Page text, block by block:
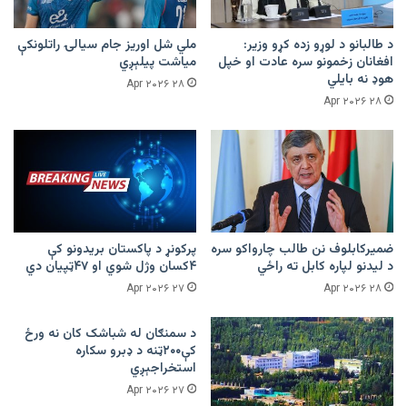
د طالبانو د لوړو زده کړو وزیر:
افغانان زخمونو سره عادت او خپل
هوډ نه بایلي
۲۸ Apr ۲۰۲۶
ملي شل اوریز جام سیالۍ راتلونکې
میاشت پیلېږي
۲۸ Apr ۲۰۲۶
ضمیرکابلوف نن طالب چارواکو سره
د لیدنو لپاره کابل ته راځي
۲۸ Apr ۲۰۲۶
پرکونړ د پاکستان بریدونو کې
۴کسان وژل شوي او ۴۷ټپیان دي
۲۷ Apr ۲۰۲۶
د سمنګان له شباشک کان نه ورځ
کې۲۰۰ټنه د ډبرو سکاره
استخراجېږي
۲۷ Apr ۲۰۲۶